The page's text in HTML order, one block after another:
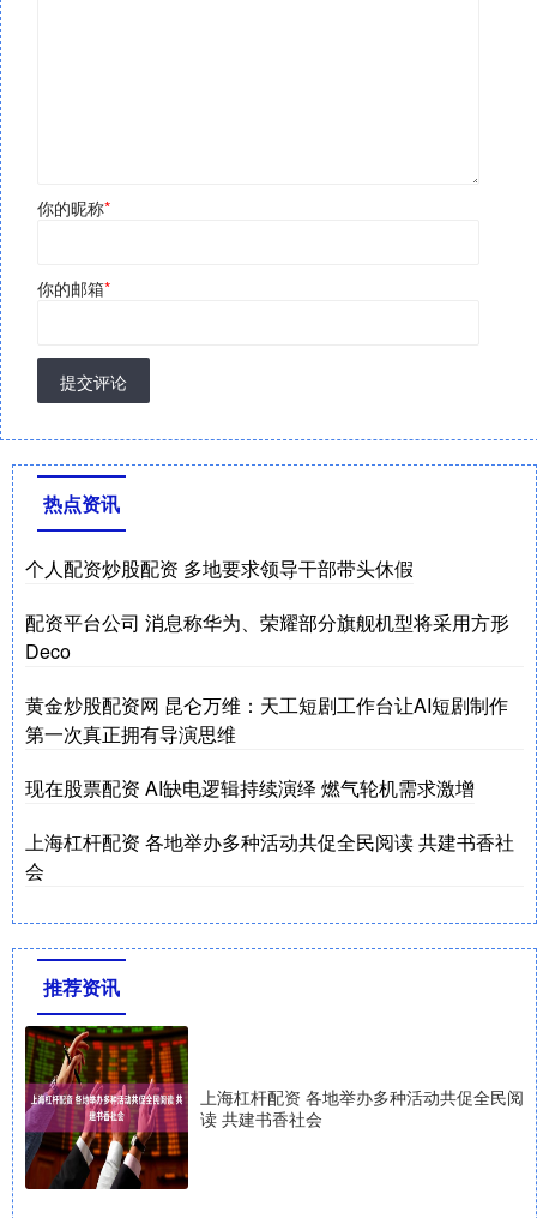
你的昵称*
你的邮箱*
提交评论
热点资讯
个人配资炒股配资 多地要求领导干部带头休假
配资平台公司 消息称华为、荣耀部分旗舰机型将采用方形
Deco
黄金炒股配资网 昆仑万维：天工短剧工作台让AI短剧制作
第一次真正拥有导演思维
现在股票配资 AI缺电逻辑持续演绎 燃气轮机需求激增
上海杠杆配资 各地举办多种活动共促全民阅读 共建书香社
会
推荐资讯
上海杠杆配资 各地举办多种活动共促全民阅
读 共建书香社会